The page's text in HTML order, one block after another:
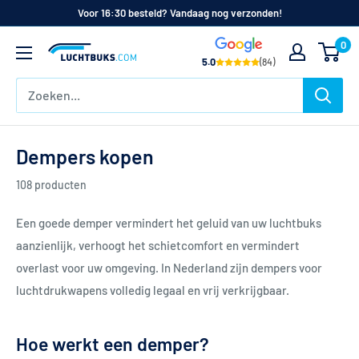
inhoud
Voor 16:30 besteld? Vandaag nog verzonden!
Luchtbuks.com
5.0 (84)
0
Dempers kopen
108 producten
Een goede demper vermindert het geluid van uw luchtbuks
aanzienlijk, verhoogt het schietcomfort en vermindert
overlast voor uw omgeving. In Nederland zijn dempers voor
luchtdrukwapens volledig legaal en vrij verkrijgbaar.
Hoe werkt een demper?